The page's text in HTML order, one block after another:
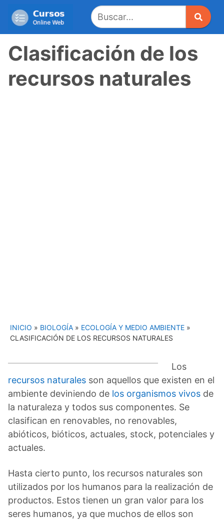
Clasificación de los
recursos naturales
INICIO » BIOLOGÍA » ECOLOGÍA Y MEDIO AMBIENTE »
CLASIFICACIÓN DE LOS RECURSOS NATURALES
Los
recursos naturales son aquellos que existen en el
ambiente deviniendo de los organismos vivos de
la naturaleza y todos sus componentes. Se
clasifican en renovables, no renovables,
abióticos, bióticos, actuales, stock, potenciales y
actuales.
Hasta cierto punto, los recursos naturales son
utilizados por los humanos para la realización de
productos. Estos tienen un gran valor para los
seres humanos, ya que muchos de ellos son